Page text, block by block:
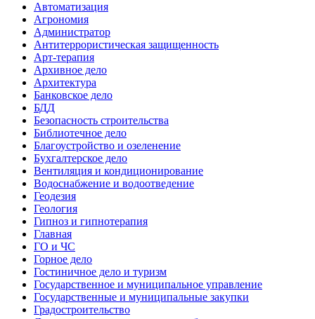
Автоматизация
Агрономия
Администратор
Антитеррористическая защищенность
Арт-терапия
Архивное дело
Архитектура
Банковское дело
БДД
Безопасность строительства
Библиотечное дело
Благоустройство и озеленение
Бухгалтерское дело
Вентиляция и кондиционирование
Водоснабжение и водоотведение
Геодезия
Геология
Гипноз и гипнотерапия
Главная
ГО и ЧС
Горное дело
Гостиничное дело и туризм
Государственное и муниципальное управление
Государственные и муниципальные закупки
Градостроительство